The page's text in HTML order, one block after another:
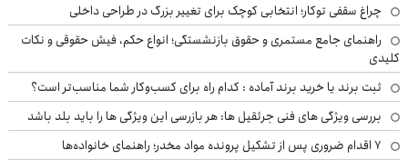
چراغ سقفی توکار؛ انتخابی کوچک برای تغییر بزرگ در طراحی داخلی
راهنمای جامع مستمری و حقوق بازنشستگی؛ انواع حکم، فیش حقوقی و نکات
کلیدی
ثبت برند یا خرید برند آماده : کدام راه برای کسب‌وکار شما مناسب‌تر است؟
بررسی ویژگی های فنی جرثقیل ها: هر بازرسی این ویژگی ها را باید بلد باشد
۷ اقدام ضروری پس از تشکیل پرونده مواد مخدر؛ راهنمای خانواده‌ها